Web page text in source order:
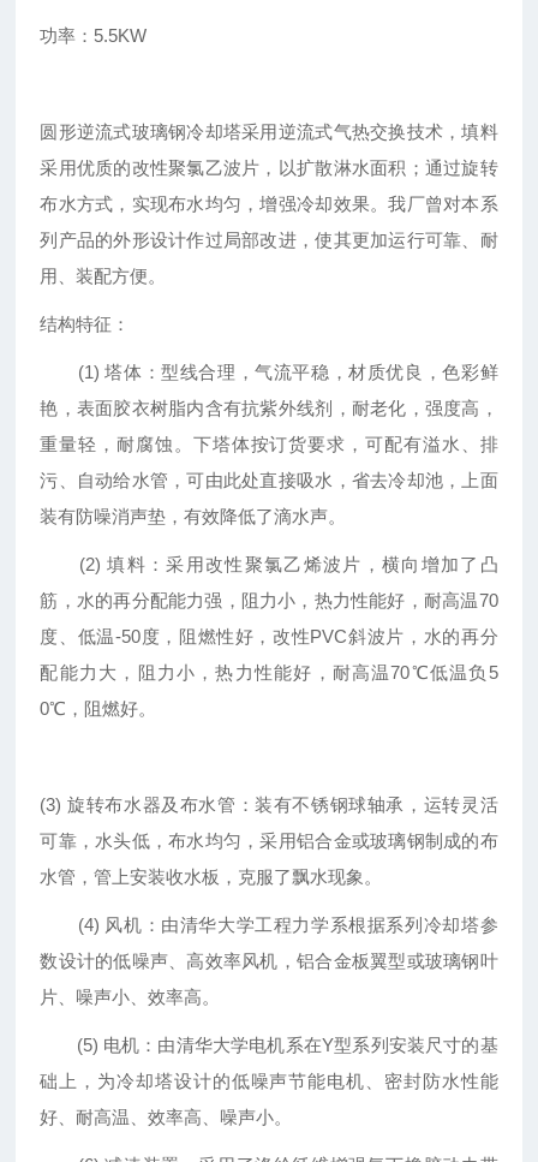
功率：5.5KW
圆形逆流式玻璃钢冷却塔采用逆流式气热交换技术，填料
采用优质的改性聚氯乙波片，以扩散淋水面积；通过旋转
布水方式，实现布水均匀，增强冷却效果。我厂曾对本系
列产品的外形设计作过局部改进，使其更加运行可靠、耐
用、装配方便。
结构特征：
(1) 塔体：型线合理，气流平稳，材质优良，色彩鲜
艳，表面胶衣树脂内含有抗紫外线剂，耐老化，强度高，
重量轻，耐腐蚀。下塔体按订货要求，可配有溢水、排
污、自动给水管，可由此处直接吸水，省去冷却池，上面
装有防噪消声垫，有效降低了滴水声。
(2) 填料：采用改性聚氯乙烯波片，横向增加了凸
筋，水的再分配能力强，阻力小，热力性能好，耐高温70
度、低温-50度，阻燃性好，改性PVC斜波片，水的再分
配能力大，阻力小，热力性能好，耐高温70℃低温负5
0℃，阻燃好。
(3) 旋转布水器及布水管：装有不锈钢球轴承，运转灵活
可靠，水头低，布水均匀，采用铝合金或玻璃钢制成的布
水管，管上安装收水板，克服了飘水现象。
(4) 风机：由清华大学工程力学系根据系列冷却塔参
数设计的低噪声、高效率风机，铝合金板翼型或玻璃钢叶
片、噪声小、效率高。
(5) 电机：由清华大学电机系在Y型系列安装尺寸的基
础上，为冷却塔设计的低噪声节能电机、密封防水性能
好、耐高温、效率高、噪声小。